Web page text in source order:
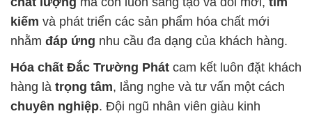
kiếm và phát triển các sản phẩm hóa chất mới
nhằm đáp ứng nhu cầu đa dạng của khách hàng.
Hóa chất Đắc Trường Phát cam kết luôn đặt khách
hàng là trọng tâm, lắng nghe và tư vấn một cách
chuyên nghiệp. Đội ngũ nhân viên giàu kinh